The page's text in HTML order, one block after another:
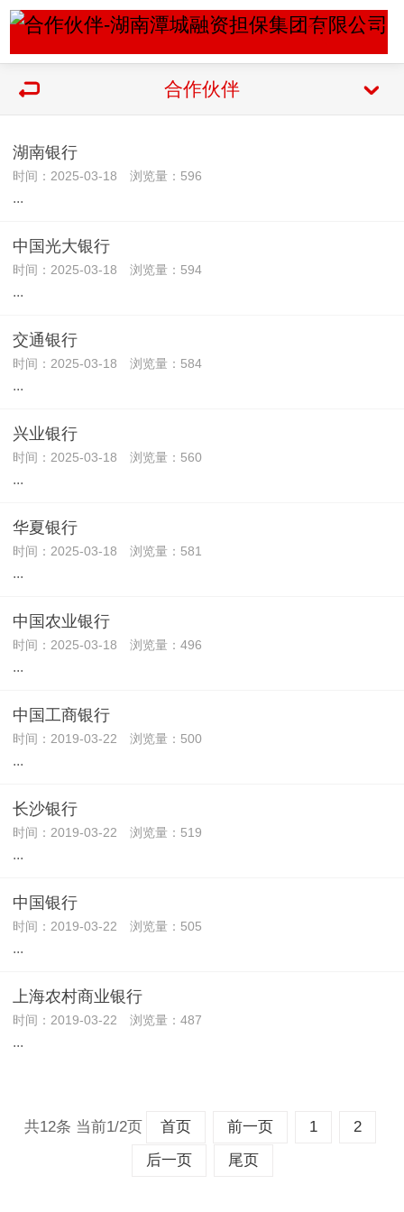
合作伙伴
湖南银行
时间：2025-03-18 浏览量：596
...
中国光大银行
时间：2025-03-18 浏览量：594
...
交通银行
时间：2025-03-18 浏览量：584
...
兴业银行
时间：2025-03-18 浏览量：560
...
华夏银行
时间：2025-03-18 浏览量：581
...
中国农业银行
时间：2025-03-18 浏览量：496
...
中国工商银行
时间：2019-03-22 浏览量：500
...
长沙银行
时间：2019-03-22 浏览量：519
...
中国银行
时间：2019-03-22 浏览量：505
...
上海农村商业银行
时间：2019-03-22 浏览量：487
...
共12条 当前1/2页 首页 前一页 1
2
后一页
尾页